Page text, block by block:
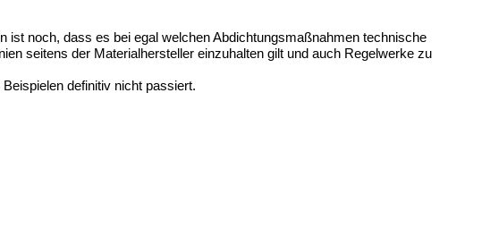
ist noch, dass es bei egal welchen Abdichtungs­maß­nahmen technische
seitens der Material­hersteller einzuhalten gilt und auch Regelwerke zu
definitiv nicht passiert.